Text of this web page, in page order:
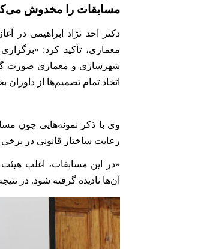
مسابقات را مخدوش
دکتر احد نژاد ابراهیمی در
معماری، تأکید کرد:
شهرسازی و معماری صورت
اتخاذ تمام تصمیم‌ها از
وی با ذکر نمونه‌هایی چون
رعایت ساختار قانونی در
«در این مسابقات، اغلب
آن‌ها نادیده گرفته شود. در